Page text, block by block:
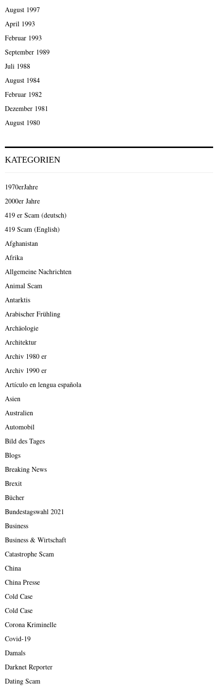
August 1997
April 1993
Februar 1993
September 1989
Juli 1988
August 1984
Februar 1982
Dezember 1981
August 1980
KATEGORIEN
1970erJahre
2000er Jahre
419 er Scam (deutsch)
419 Scam (English)
Afghanistan
Afrika
Allgemeine Nachrichten
Animal Scam
Antarktis
Arabischer Frühling
Archäologie
Architektur
Archiv 1980 er
Archiv 1990 er
Artículo en lengua española
Asien
Australien
Automobil
Bild des Tages
Blogs
Breaking News
Brexit
Bücher
Bundestagswahl 2021
Business
Business & Wirtschaft
Catastrophe Scam
China
China Presse
Cold Case
Cold Case
Corona Kriminelle
Covid-19
Damals
Darknet Reporter
Dating Scam